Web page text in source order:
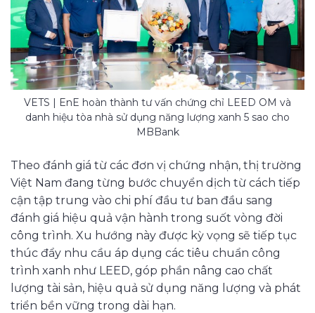
VETS | EnE hoàn thành tư vấn chứng chỉ LEED OM và
danh hiệu tòa nhà sử dụng năng lượng xanh 5 sao cho
MBBank
Theo đánh giá từ các đơn vị chứng nhận, thị trường
Việt Nam đang từng bước chuyển dịch từ cách tiếp
cận tập trung vào chi phí đầu tư ban đầu sang
đánh giá hiệu quả vận hành trong suốt vòng đời
công trình. Xu hướng này được kỳ vọng sẽ tiếp tục
thúc đẩy nhu cầu áp dụng các tiêu chuẩn công
trình xanh như LEED, góp phần nâng cao chất
lượng tài sản, hiệu quả sử dụng năng lượng và phát
triển bền vững trong dài hạn.